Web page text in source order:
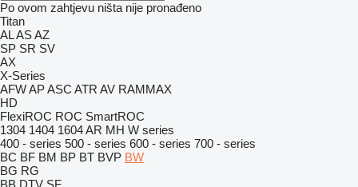
Po ovom zahtjevu ništa nije pronađeno
Titan
ALASAZ
SP SR SV
AX
X-Series
AFWAPASC ATR AV RAMMAX
HD
FlexiROC ROC SmartROC
1304 1404 1604AR MH W series
400 - series 500 - series 600 - series 700 - series
BC BF BM BP BT BVP BW
BG RG
BB DTV SF